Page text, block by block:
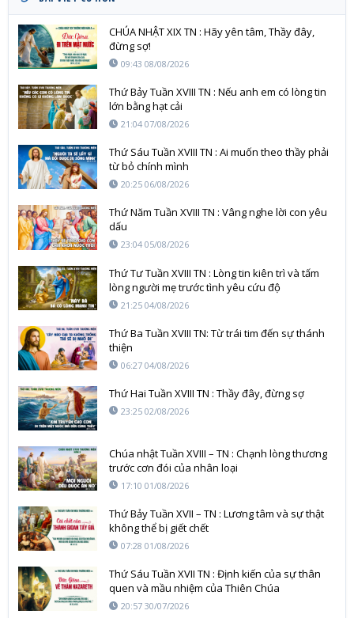
CHÚA NHẬT XIX TN : Hãy yên tâm, Thầy đây,
đừng sợ!
09:43 08/08/2026
Thứ Bảy Tuần XVIII TN : Nếu anh em có lòng tin
lớn bằng hạt cải
21:04 07/08/2026
Thứ Sáu Tuần XVIII TN : Ai muốn theo thầy phải
từ bỏ chính mình
20:25 06/08/2026
Thứ Năm Tuần XVIII TN : Vâng nghe lời con yêu
dấu
23:04 05/08/2026
Thứ Tư Tuần XVIII TN : Lòng tin kiên trì và tấm
lòng người mẹ trước tình yêu cứu độ
21:25 04/08/2026
Thứ Ba Tuần XVIII TN: Từ trái tim đến sự thánh
thiện
06:27 04/08/2026
Thứ Hai Tuần XVIII TN : Thầy đây, đừng sợ
23:25 02/08/2026
Chúa nhật Tuần XVIII – TN : Chạnh lòng thương
trước cơn đói của nhân loại
17:10 01/08/2026
Thứ Bảy Tuần XVII – TN : Lương tâm và sự thật
không thể bị giết chết
07:28 01/08/2026
Thứ Sáu Tuần XVII TN : Định kiến của sự thân
quen và mầu nhiệm của Thiên Chúa
20:57 30/07/2026